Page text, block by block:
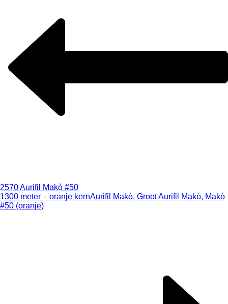
2570 Aurifil Makò #50
1300 meter – oranje kernAurifil Makò, Groot Aurifil Makò, Makò
#50 (oranje)